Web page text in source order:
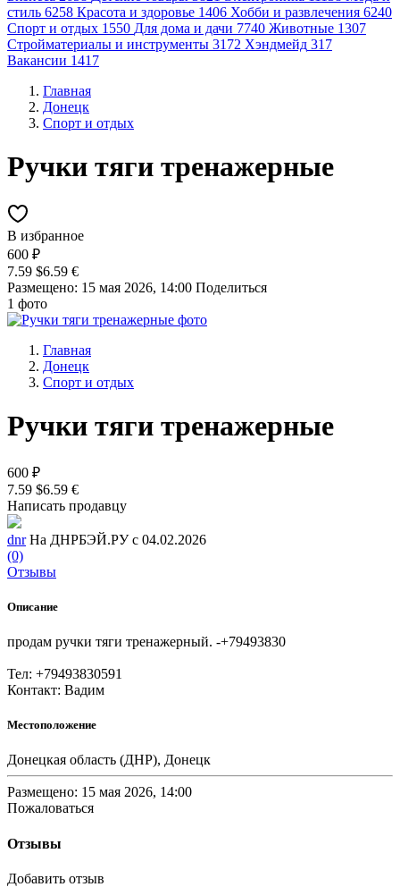
стиль 6258 Красота и здоровье 1406 Хобби и развлечения 6240
Спорт и отдых 1550 Для дома и дачи 7740 Животные 1307
Стройматериалы и инструменты 3172 Хэндмейд 317
Вакансии 1417
Главная
Донецк
Спорт и отдых
Ручки тяги тренажерные
В избранное
600 ₽
7.59 $6.59 €
Размещено: 15 мая 2026, 14:00 Поделиться
1 фото
Главная
Донецк
Спорт и отдых
Ручки тяги тренажерные
600 ₽
7.59 $6.59 €
Написать продавцу
dnr На ДНРБЭЙ.РУ с 04.02.2026
(0)
Отзывы
Описание
продам ручки тяги тренажерный. -+79493830
Тел: +79493830591
Контакт: Вадим
Местоположение
Донецкая область (ДНР), Донецк
Размещено: 15 мая 2026, 14:00
Пожаловаться
Отзывы
Добавить отзыв